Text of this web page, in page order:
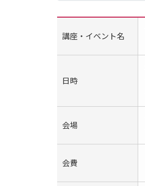
講座・イベント名
日時
会場
会費